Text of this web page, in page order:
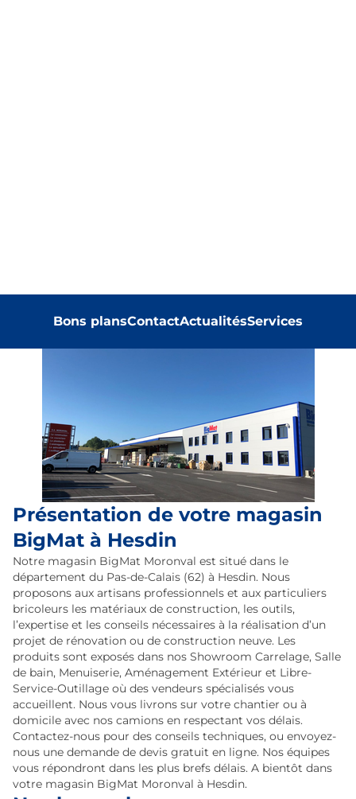
Bons plansContactActualitésServices
Présentation de votre magasin
BigMat à Hesdin
Notre magasin BigMat Moronval est situé dans le
département du Pas-de-Calais (62) à Hesdin. Nous
proposons aux artisans professionnels et aux particuliers
bricoleurs les matériaux de construction, les outils,
l’expertise et les conseils nécessaires à la réalisation d’un
projet de rénovation ou de construction neuve. Les
produits sont exposés dans nos Showroom Carrelage, Salle
de bain, Menuiserie, Aménagement Extérieur et Libre-
Service-Outillage où des vendeurs spécialisés vous
accueillent. Nous vous livrons sur votre chantier ou à
domicile avec nos camions en respectant vos délais.
Contactez-nous pour des conseils techniques, ou envoyez-
nous une demande de devis gratuit en ligne. Nos équipes
vous répondront dans les plus brefs délais. A bientôt dans
votre magasin BigMat Moronval à Hesdin.